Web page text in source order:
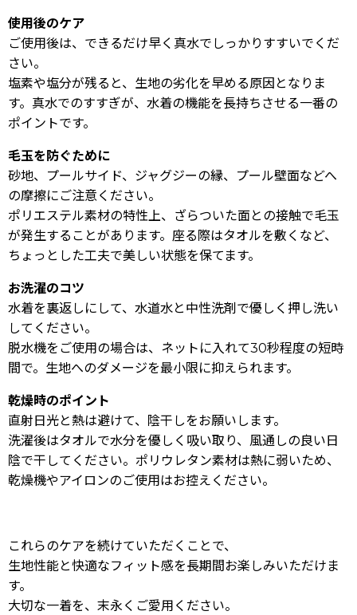
使用後のケア
ご使用後は、できるだけ早く真水でしっかりすすいでくだ
さい。
塩素や塩分が残ると、生地の劣化を早める原因となりま
す。真水でのすすぎが、水着の機能を長持ちさせる一番の
ポイントです。
毛玉を防ぐために
砂地、プールサイド、ジャグジーの縁、プール壁面などへ
の摩擦にご注意ください。
ポリエステル素材の特性上、ざらついた面との接触で毛玉
が発生することがあります。座る際はタオルを敷くなど、
ちょっとした工夫で美しい状態を保てます。
お洗濯のコツ
水着を裏返しにして、水道水と中性洗剤で優しく押し洗い
してください。
脱水機をご使用の場合は、ネットに入れて30秒程度の短時
間で。生地へのダメージを最小限に抑えられます。
乾燥時のポイント
直射日光と熱は避けて、陰干しをお願いします。
洗濯後はタオルで水分を優しく吸い取り、風通しの良い日
陰で干してください。ポリウレタン素材は熱に弱いため、
乾燥機やアイロンのご使用はお控えください。
これらのケアを続けていただくことで、
生地性能と快適なフィット感を長期間お楽しみいただけま
す。
大切な一着を、末永くご愛用ください。